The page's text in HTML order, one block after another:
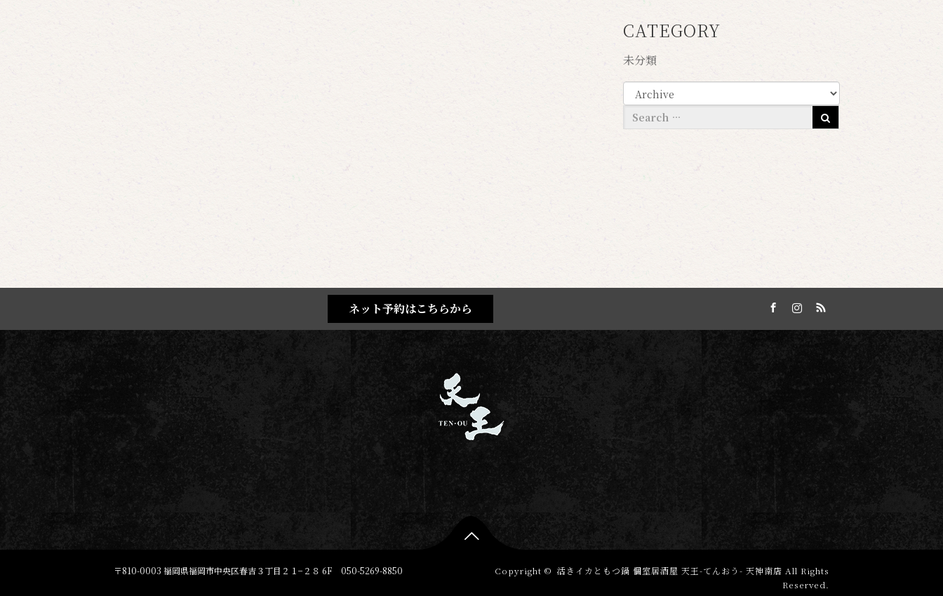
CATEGORY
未分類
ネット予約はこちらから

〒810-0003 福岡県福岡市中央区春吉３丁目２１−２８ 6F 050-5269-8850 Copyright © 活きイカともつ鍋 個室居酒屋 天王-てんおう- 天神南店 All Rights
Reserved.